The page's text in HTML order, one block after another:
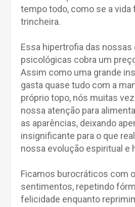
tempo todo, como se a vida
trincheira.
Essa hipertrofia das
psicológicas cobra um
Assim como uma grande
gasta quase tudo com a
próprio topo, nós muitas
nossa atenção para
as aparências, deixando
insignificante para o que
nossa evolução espiritual e
Ficamos burocráticos com
sentimentos, repetindo
felicidade enquanto